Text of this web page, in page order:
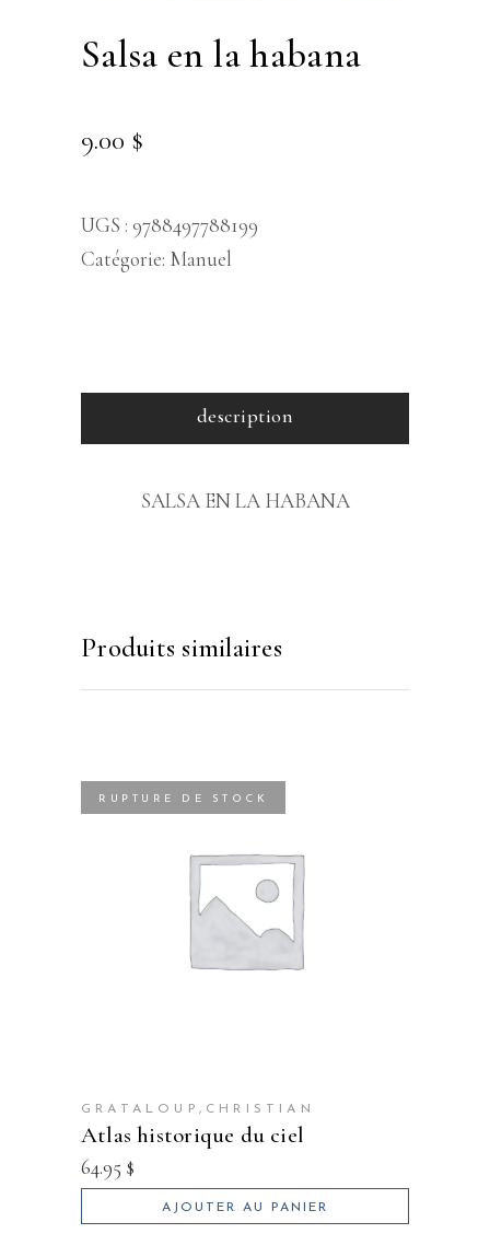
salsa en la habana
9.00 $
UGS : 9788497788199
Catégorie: Manuel
description
SALSA EN LA HABANA
Produits similaires
RUPTURE DE STOCK
GRATALOUP,CHRISTIAN
atlas historique du ciel
64.95 $
AJOUTER AU PANIER